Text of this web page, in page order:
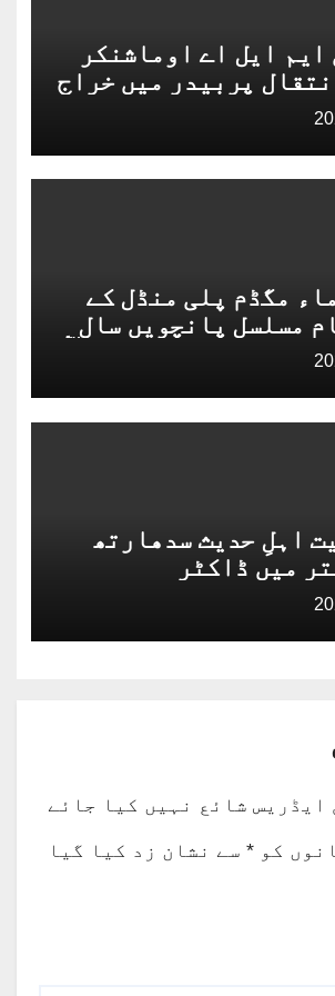
ایم ایل اے اوماشنکر
پربیدر میں خراج
مگڈم پلی منڈل کے
مسلسل پانچویں سال
"جلسۂ سیرت النبی ﷺ
اہلِ حدیث سدھارتھ
میں ڈاکٹر
محمد شفیع مدنی
اللہ کی تشریف آوری
ایڈریس شائع نہیں کیا جائے
کو * سے نشان زد کیا گیا